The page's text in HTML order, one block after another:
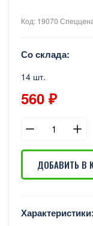
Код: 19070
Со склада:
14 шт.
560 ₽
ДОБАВИТЬ В
Характеристики: